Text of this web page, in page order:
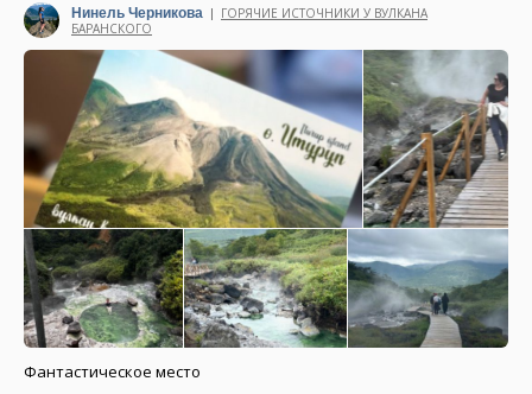
Нинель Черникова | ГОРЯЧИЕ ИСТОЧНИКИ У ВУЛКАНА
БАРАНСКОГО
Фантастическое место